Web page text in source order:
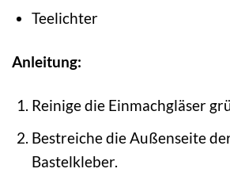
Teelichter
Anleitung:
Reinige die Einmachgläser
Bestreiche die Außenseite
Bastelkleber.